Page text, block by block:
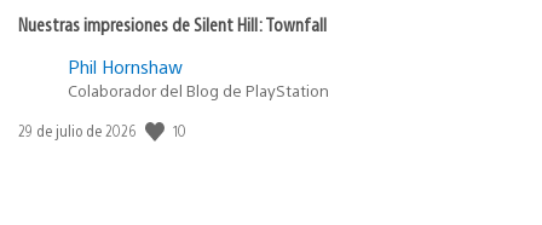
Nuestras impresiones de Silent Hill: Townfall
Phil Hornshaw
Colaborador del Blog de PlayStation
Fecha
29 de julio de 2026 10